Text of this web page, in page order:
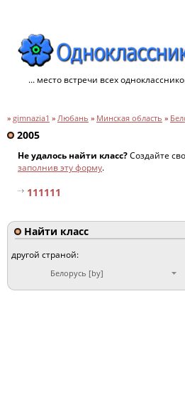
... место встречи всех
» gimnazia1 » Любань » Минская область »
2005
Не удалось найти класс?Создайте
заполнив эту форму.
111111
Найти класс
другой страной:
Белорусь [by]